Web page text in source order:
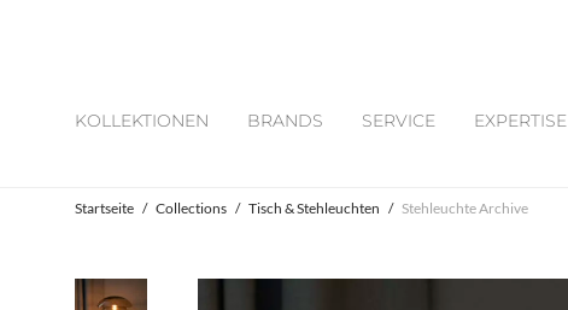
KOLLEKTIONEN BRANDS SERVICE EXPERTISE
Startseite / Collections / Tisch & Stehleuchten / Stehleuchte Archive